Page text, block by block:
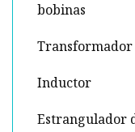
bobinas
Inductor
Estrangulador